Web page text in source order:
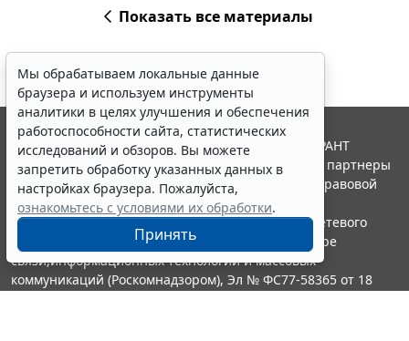
Показать все материалы
Мы обрабатываем локальные данные
браузера и используем инструменты
аналитики в целях улучшения и обеспечения
работоспособности сайта, статистических
исследований и обзоров. Вы можете
запретить обработку указанных данных в
настройках браузера. Пожалуйста,
ознакомьтесь с условиями их обработки.
Принять
© ООО "НПП "ГАРАНТ-СЕРВИС", 2026. Система ГАРАНТ
выпускается с 1990 года. Компания "Гарант" и ее партнеры
являются участниками Российской ассоциации правовой
информации ГАРАНТ.
Портал ГАРАНТ.РУ зарегистрирован в качестве сетевого
издания Федеральной службой по надзору в сфере
связи,информационных технологий и массовых
коммуникаций (Роскомнадзором), Эл № ФС77-58365 от 18